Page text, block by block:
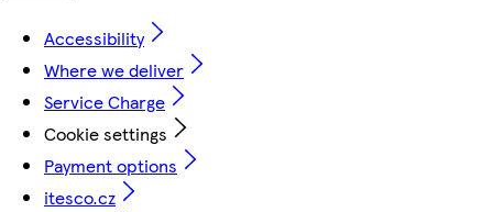
Accessibility
Where we deliver
Service Charge
Cookie settings
Payment options
itesco.cz